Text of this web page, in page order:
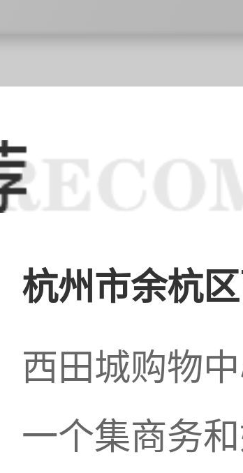
在莒县也得
，足疗按摩逐
广场附近，
按摩护理服务
杭州市余杭
西田城购物
一个集商务